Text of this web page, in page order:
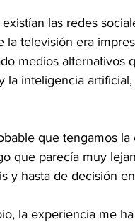
las redes
televisión era
medios alternativos
la inteligencia
que tengamos
que parecía muy
y hasta de decisión
la experiencia me